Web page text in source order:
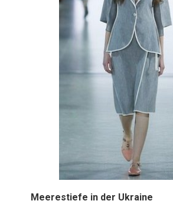
Meerestiefe in der Ukraine